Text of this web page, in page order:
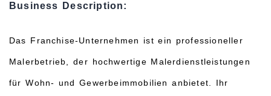
Business Description:
Das Franchise-Unternehmen ist ein professioneller
Malerbetrieb, der hochwertige Malerdienstleistungen
für Wohn- und Gewerbeimmobilien anbietet. Ihr